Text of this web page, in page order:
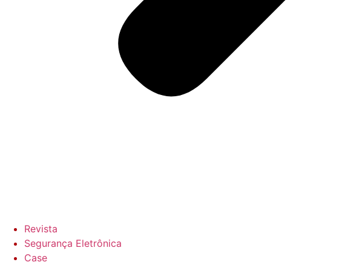
Revista
Segurança Eletrônica
Case